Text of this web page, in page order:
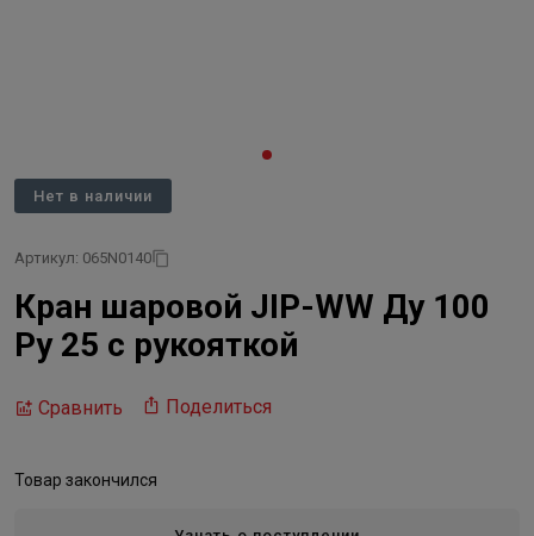
Нет в наличии
Артикул: 065N0140
Кран шаровой JIP-WW Ду 100
Ру 25 с рукояткой
Сравнить Поделиться
Товар закончился